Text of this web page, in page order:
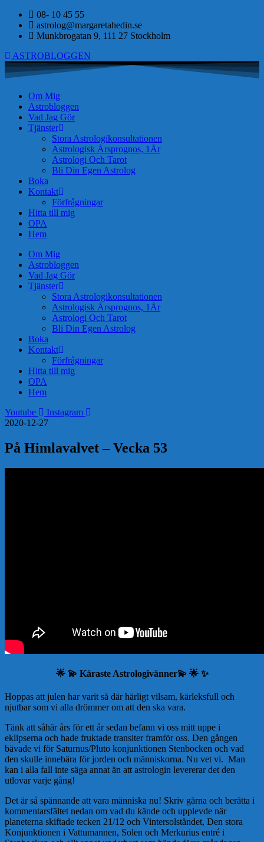
08- 10 45 55
astrolog@margaretahedin.se
Munkbrogatan 9, 111 27 Stockholm
ASTROBLOGGEN
Om Mig
Astrobloggen
Vad Jag Gör
Tjänster
Stora Astrologikonsultationen
Astrologisk Årsprognos, 1År
Astrologi Och Tarot
Bli Din Egen Astrolog
Boka
Kontakt
Förfrågningar
Hitta till mig
OPA
Hem
Om Mig
Astrobloggen
Vad Jag Gör
Tjänster
Stora Astrologikonsultationen
Astrologisk Årsprognos, 1År
Astrologi Och Tarot
Bli Din Egen Astrolog
Boka
Kontakt
Förfrågningar
Hitta till mig
OPA
Hem
Youtube
Instagram
2020-12-27
På Himlavalvet – Vecka 53
🌟 💫 Käraste Astrologivänner💫 🌟 ✨
Hoppas att julen har varit så där härligt vilsam, kärleksfull och
njutbar som vi alla drömmer om att den ska vara.
Tänk att såhär års för ett år sedan befann vi oss mitt uppe i
eklipserna och hade fruktade transiter framför oss. Den gången
bävade vi för Saturnus/Pluto konjunktionen Stenbocken och vad
den skulle innebära för jorden och människorna. Nu vet vi. Man
kan i alla fall inte säga annat än att astrologin levererar det den
utlovar varje gång!
Det är så spännande att vara människa nu! Skriv gärna och berätta i
kommentarsfältet nedan om vad du kände och upplevde när
planeterna skiftade tecken 21/12 och Vintersolståndet, Den stora
Konjunktionen i Vattumannen, Solen och Merkurius entré i